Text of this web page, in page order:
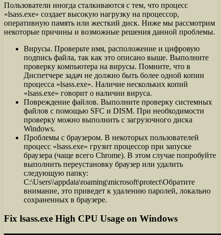
Пользователи иногда сталкиваются с тем, что процесс
«lsass.exe» создает высокую нагрузку на процессор,
оперативную память или жесткий диск. Ниже мы рассмотрим
некоторые причины и возможные решения данной проблемы.
Вирусы. Проверьте имя, расположение и цифровую
подпись файла, так как это описано выше. Выполните
проверку компьютера на вирусы. Помните, что в
Диспетчере задач не должно быть более одной копии
процесса «lsass.exe». Наличие нескольких копий
«lsass.exe» говорит о наличии вируса.
Повреждение файлов. Выполните проверку системных
файлов с помощью SFC и DISM. При необходимости
проверку можно выполнить с загрузочного диска
Windows.
Проблемы с браузером. В некоторых пользователей
процесс «lsass.exe» грузит процессор при запуске
браузера (чаще всего Chrome). В этом случае попробуйте
выполнить переустановку браузер или удалить
следующую папку:
C:\Users\\appdata\roaming\microsoft\protect\Обратите
внимание, это приведет к удалению паролей, локально
сохраненных в браузере.
Fix lsass.exe High CPU Usage on Windows